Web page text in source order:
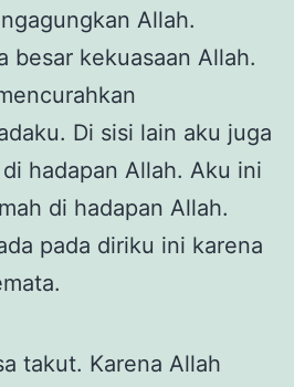
Allah.
besar kekuasaan Allah.
Di sisi lain aku juga
hadapan Allah. Aku ini
di hadapan Allah.
pada diriku ini karena
takut. Karena Allah